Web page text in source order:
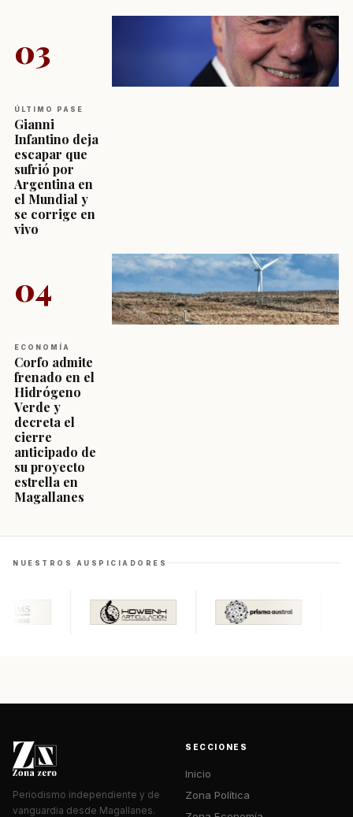
03
ÚLTIMO PASE
Gianni
Infantino deja
escapar que
sufrió por
Argentina en
el Mundial y
se corrige en
vivo
04
ECONOMÍA
Corfo admite
frenado en el
Hidrógeno
Verde y
decreta el
cierre
anticipado de
su proyecto
estrella en
Magallanes
NUESTROS AUSPICIADORES
Periodismo independiente y de
vanguardia desde Magallanes.
SECCIONES
Inicio
Zona Política